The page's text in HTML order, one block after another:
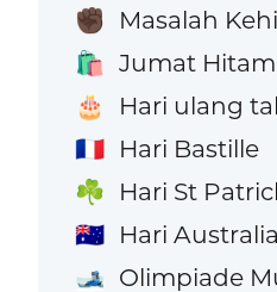
✊🏿 Masalah
🛍️ Jumat Hitam
🎂 Hari ulang
🇫🇷 Hari Bastille
☘️ Hari St
🇦🇺 Hari Australia
🎿 Olimpiade